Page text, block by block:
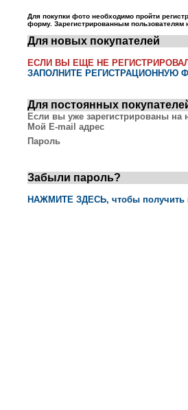
Для покупки фото необходимо пройти
форму. Зарегистрированным пользователям
Для новых покупателей
ЕСЛИ ВЫ ЕЩЕ НЕ
ЗАПОЛНИТЕ РЕГИСТРАЦИОННУЮ
Для постоянных
Если вы уже зарегистрированы
Мой E-mail адрес
Пароль
Забыли пароль?
НАЖМИТЕ ЗДЕСЬ, чтобы получить